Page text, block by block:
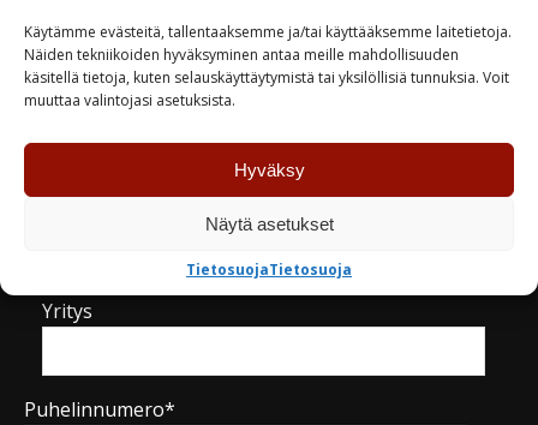
Käytämme evästeitä, tallentaaksemme ja/tai käyttääksemme laitetietoja.
Näiden tekniikoiden hyväksyminen antaa meille mahdollisuuden
käsitellä tietoja, kuten selauskäyttäytymistä tai yksilöllisiä tunnuksia. Voit
muuttaa valintojasi asetuksista.
Hyväksy
Näytä asetukset
TietosuojaTietosuoja
Yritys
Puhelinnumero*